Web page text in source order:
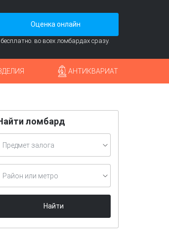
Оценка онлайн
бесплатно. во всех ломбардах сразу.
АНТИКВАРИАТ
ломбард
Предмет залога
Район или метро
Найти